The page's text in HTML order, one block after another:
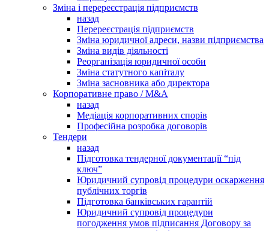
Зміна і перереєстрація підприємств
назад
Перереєстрація підприємств
Зміна юридичної адреси, назви підприємства
Зміна видів діяльності
Реорганізація юридичної особи
Зміна статутного капіталу
Зміна засновника або директора
Корпоративне право / M&A
назад
Медіація корпоративних спорів
Професійна розробка договорів
Тендери
назад
Підготовка тендерної документації “під
ключ”
Юридичний супровід процедури оскарження
публічних торгів
Підготовка банківських гарантій
Юридичний супровід процедури
погодження умов підписання Договору за